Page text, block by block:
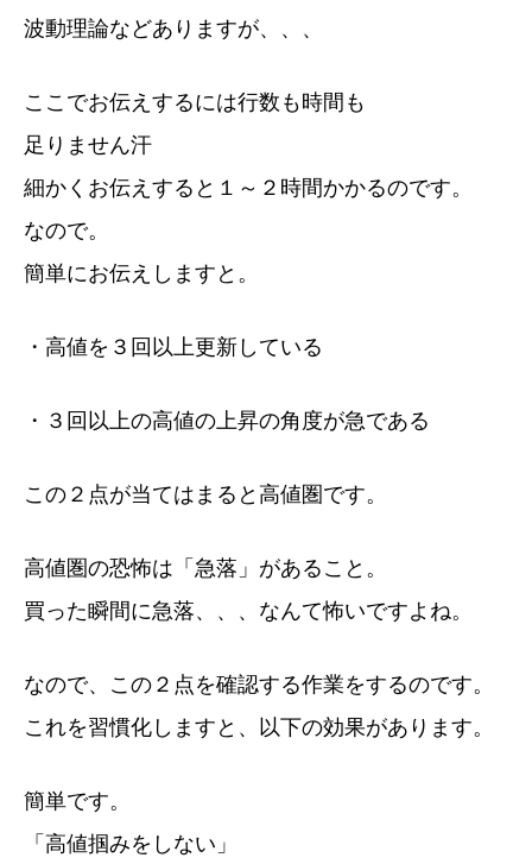
波動理論などありますが、、、
ここでお伝えするには行数も時間も
足りません汗
細かくお伝えすると１～２時間かかるのです。
なので。
簡単にお伝えしますと。
・高値を３回以上更新している
・３回以上の高値の上昇の角度が急である
この２点が当てはまると高値圏です。
高値圏の恐怖は「急落」があること。
買った瞬間に急落、、、なんて怖いですよね。
なので、この２点を確認する作業をするのです。
これを習慣化しますと、以下の効果があります。
簡単です。
「高値掴みをしない」